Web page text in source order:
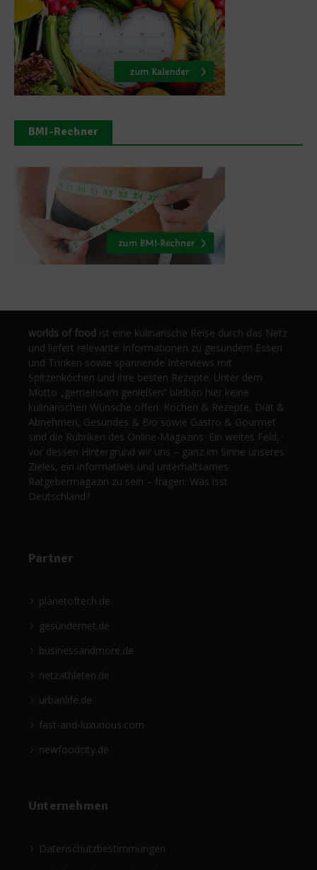
BMI-Rechner
worlds of food ist eine kulinarische Reise durch das Netz
und liefert relevante Informationen zu gesundem Essen
und Trinken sowie spannende Interviews mit
Spitzenköchen und ihre besten Rezepte. Unter dem
Motto „gemeinsam genießen“ bleiben hier keine
kulinarischen Wünsche offen. Kochen & Rezepte, Diät &
Abnehmen, Gesundes & Bio sowie Gastro & Gourmet
sind die Rubriken des Online-Magazins. Ein weites Feld,
vor dessen Hintergrund wir uns – ganz im Sinne unseres
Zieles, ein informatives und unterhaltsames
Ratgebermagazin zu sein – fragen: Was isst
Deutschland?
Partner
planetoftech.de
gesündernet.de
businessandmore.de
netzathleten.de
urbanlife.de
fast-and-luxurious.com
newfoodcity.de
Unternehmen
Datenschutzbestimmungen